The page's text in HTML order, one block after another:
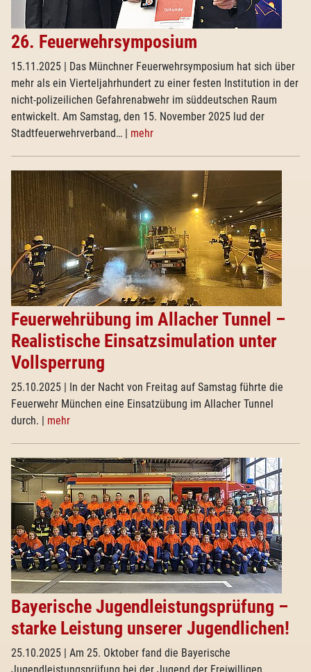
26. Feuerwehrsymposium
15.11.2025 | Das Münchner Feuerwehrsymposium hat sich über
mehr als ein Vierteljahrhundert zu einer festen Institution in der
nicht-polizeilichen Gefahrenabwehr im süddeutschen Raum
entwickelt. Am Samstag, den 15. November 2025 lud der
Stadtfeuerwehrverband… | mehr
Feuerwehrübung im Allacher Tunnel –
Realistische Einsatzsimulation unter
Vollsperrung
25.10.2025 | In der Nacht von Freitag auf Samstag führte die
Feuerwehr München eine Einsatzübung im Allacher Tunnel
durch. | mehr
Bayerische Jugendleistungsprüfung –
starke Leistung unserer Jugendlichen!
25.10.2025 | Am 25. Oktober fand die Bayerische